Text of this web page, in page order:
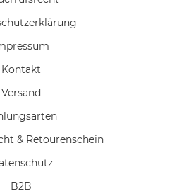
Kontakt
Versand
& Retourenschein
B2B